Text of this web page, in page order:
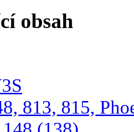
obsah
813, 815,